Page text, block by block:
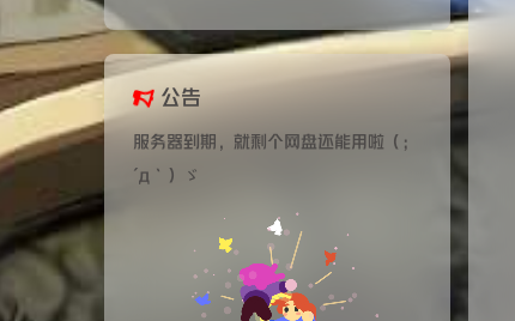
公告
服务器到期，就剩个网盘还能用啦（；
´д｀）ゞ